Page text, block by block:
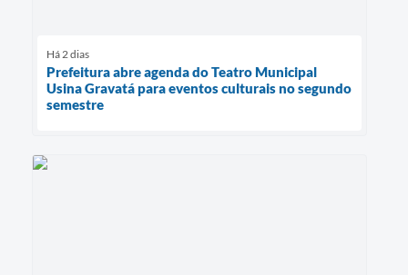
Há 2 dias
Prefeitura abre agenda do Teatro Municipal
Usina Gravatá para eventos culturais no segundo
semestre